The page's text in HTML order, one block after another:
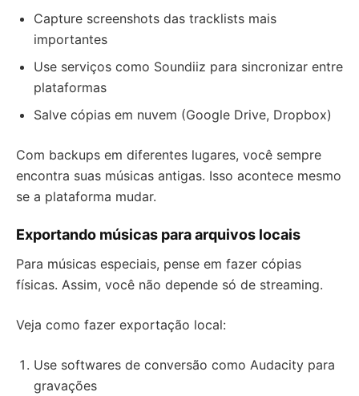
Capture screenshots das tracklists mais
importantes
Use serviços como Soundiiz para sincronizar entre
plataformas
Salve cópias em nuvem (Google Drive, Dropbox)
Com backups em diferentes lugares, você sempre
encontra suas músicas antigas. Isso acontece mesmo
se a plataforma mudar.
Exportando músicas para arquivos locais
Para músicas especiais, pense em fazer cópias
físicas. Assim, você não depende só de streaming.
Veja como fazer exportação local:
Use softwares de conversão como Audacity para
gravações